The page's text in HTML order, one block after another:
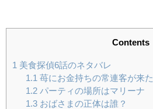
Contents
1 美食探偵6話のネタバレ
1.1 苺にお金持ちの常連客が来た
1.2パーティの場所はマリーナ
1.3おばさまの正体は誰？